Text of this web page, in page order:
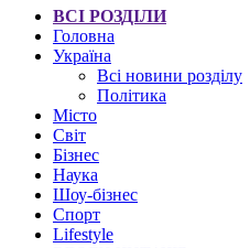
ВСІ РОЗДІЛИ
Головна
Україна
Всі новини розділу
Політика
Місто
Світ
Бізнес
Наука
Шоу-бізнес
Спорт
Lifestyle